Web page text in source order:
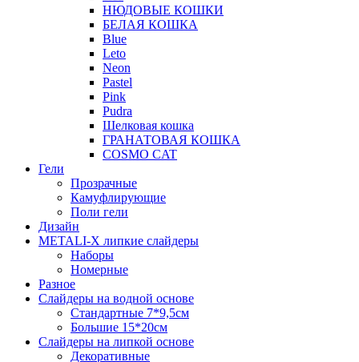
НЮДОВЫЕ КОШКИ
БЕЛАЯ КОШКА
Blue
Leto
Neon
Pastel
Pink
Pudra
Шелковая кошка
ГРАНАТОВАЯ КОШКА
COSMO CAT
Гели
Прозрачные
Камуфлирующие
Поли гели
Дизайн
METALI-X липкие слайдеры
Наборы
Номерные
Разное
Слайдеры на водной основе
Стандартные 7*9,5см
Большие 15*20см
Слайдеры на липкой основе
Декоративные